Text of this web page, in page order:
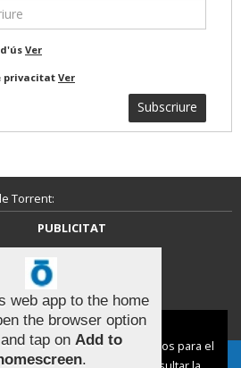
Ver
privacitat Ver
Subscriure
Torrent:
PUBLICITAT
CONTACTE
el Uso de cookies:
cookies nuestras y de terceros para el
web app to the home
the browser option
tap on Add to
.